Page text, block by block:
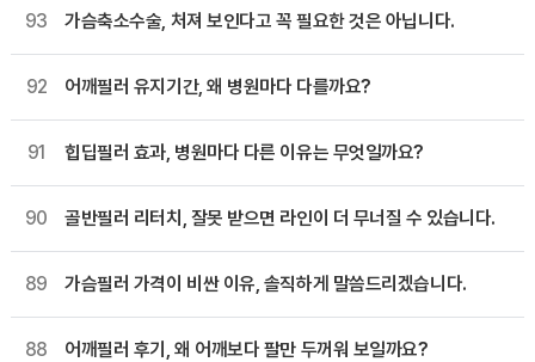
93 가슴축소수술, 처져 보인다고 꼭 필요한 것은 아닙니다.
92 어깨필러 유지기간, 왜 병원마다 다를까요?
91 힙딥필러 효과, 병원마다 다른 이유는 무엇일까요?
90 골반필러 리터치, 잘못 받으면 라인이 더 무너질 수 있습니다.
89 가슴필러 가격이 비싼 이유, 솔직하게 말씀드리겠습니다.
88 어깨필러 후기, 왜 어깨보다 팔만 두꺼워 보일까요?